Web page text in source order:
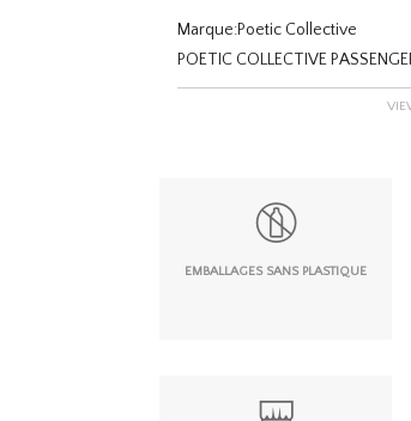
Marque:Poetic Collective
POETIC COLLECTIVE
EMBALLAGES SANS PLASTIQUE